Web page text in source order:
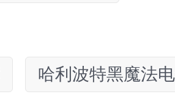
哈利波特黑魔法